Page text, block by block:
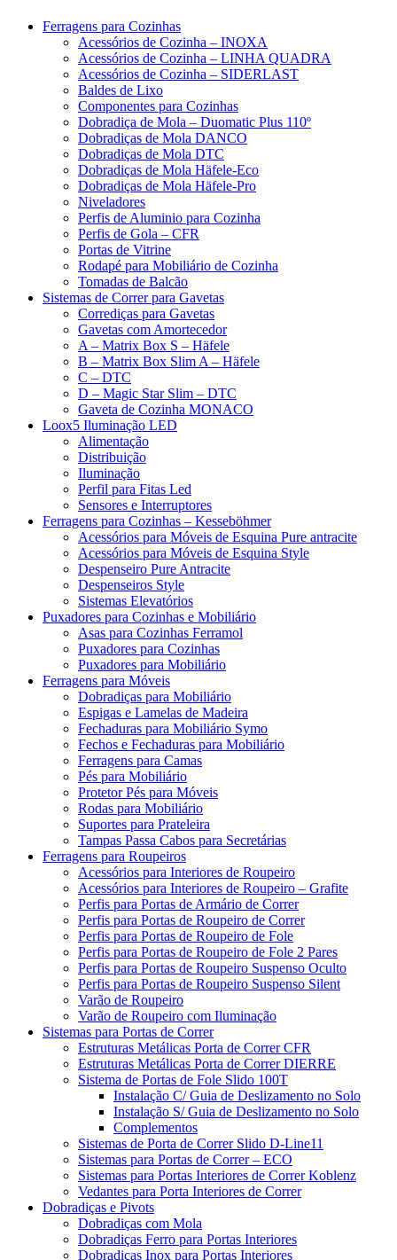
Ferragens para Cozinhas
Acessórios de Cozinha – INOXA
Acessórios de Cozinha – LINHA QUADRA
Acessórios de Cozinha – SIDERLAST
Baldes de Lixo
Componentes para Cozinhas
Dobradiça de Mola – Duomatic Plus 110º
Dobradiças de Mola DANCO
Dobradiças de Mola DTC
Dobradiças de Mola Häfele-Eco
Dobradiças de Mola Häfele-Pro
Niveladores
Perfis de Aluminio para Cozinha
Perfis de Gola – CFR
Portas de Vitrine
Rodapé para Mobiliário de Cozinha
Tomadas de Balcão
Sistemas de Correr para Gavetas
Corrediças para Gavetas
Gavetas com Amortecedor
A – Matrix Box S – Häfele
B – Matrix Box Slim A – Häfele
C – DTC
D – Magic Star Slim – DTC
Gaveta de Cozinha MONACO
Loox5 Iluminação LED
Alimentação
Distribuição
Iluminação
Perfil para Fitas Led
Sensores e Interruptores
Ferragens para Cozinhas – Kesseböhmer
Acessórios para Móveis de Esquina Pure antracite
Acessórios para Móveis de Esquina Style
Despenseiro Pure Antracite
Despenseiros Style
Sistemas Elevatórios
Puxadores para Cozinhas e Mobiliário
Asas para Cozinhas Ferramol
Puxadores para Cozinhas
Puxadores para Mobiliário
Ferragens para Móveis
Dobradiças para Mobiliário
Espigas e Lamelas de Madeira
Fechaduras para Mobiliário Symo
Fechos e Fechaduras para Mobiliário
Ferragens para Camas
Pés para Mobiliário
Protetor Pés para Móveis
Rodas para Mobiliário
Suportes para Prateleira
Tampas Passa Cabos para Secretárias
Ferragens para Roupeiros
Acessórios para Interiores de Roupeiro
Acessórios para Interiores de Roupeiro – Grafite
Perfis para Portas de Armário de Correr
Perfis para Portas de Roupeiro de Correr
Perfis para Portas de Roupeiro de Fole
Perfis para Portas de Roupeiro de Fole 2 Pares
Perfis para Portas de Roupeiro Suspenso Oculto
Perfis para Portas de Roupeiro Suspenso Silent
Varão de Roupeiro
Varão de Roupeiro com Iluminação
Sistemas para Portas de Correr
Estruturas Metálicas Porta de Correr CFR
Estruturas Metálicas Porta de Correr DIERRE
Sistema de Portas de Fole Slido 100T
Instalação C/ Guia de Deslizamento no Solo
Instalação S/ Guia de Deslizamento no Solo
Complementos
Sistemas de Porta de Correr Slido D-Line11
Sistemas para Portas de Correr – ECO
Sistemas para Portas Interiores de Correr Koblenz
Vedantes para Porta Interiores de Correr
Dobradiças e Pivots
Dobradiças com Mola
Dobradiças Ferro para Portas Interiores
Dobradiças Inox para Portas Interiores